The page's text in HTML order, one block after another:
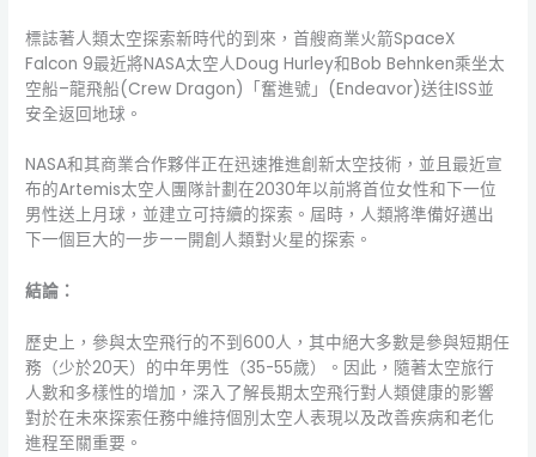
標誌著人類太空探索新時代的到來，首艘商業火箭SpaceX
Falcon 9最近將NASA太空人Doug Hurley和Bob Behnken乘坐太
空船–龍飛船(Crew Dragon)「奮進號」(Endeavor)送往ISS並
安全返回地球。
NASA和其商業合作夥伴正在迅速推進創新太空技術，並且最近宣
布的Artemis太空人團隊計劃在2030年以前將首位女性和下一位
男性送上月球，並建立可持續的探索。屆時，人類將準備好邁出
下一個巨大的一步——開創人類對火星的探索。
結論：
歷史上，參與太空飛行的不到600人，其中絕大多數是參與短期任
務（少於20天）的中年男性（35-55歲）。因此，隨著太空旅行
人數和多樣性的增加，深入了解長期太空飛行對人類健康的影響
對於在未來探索任務中維持個別太空人表現以及改善疾病和老化
進程至關重要。